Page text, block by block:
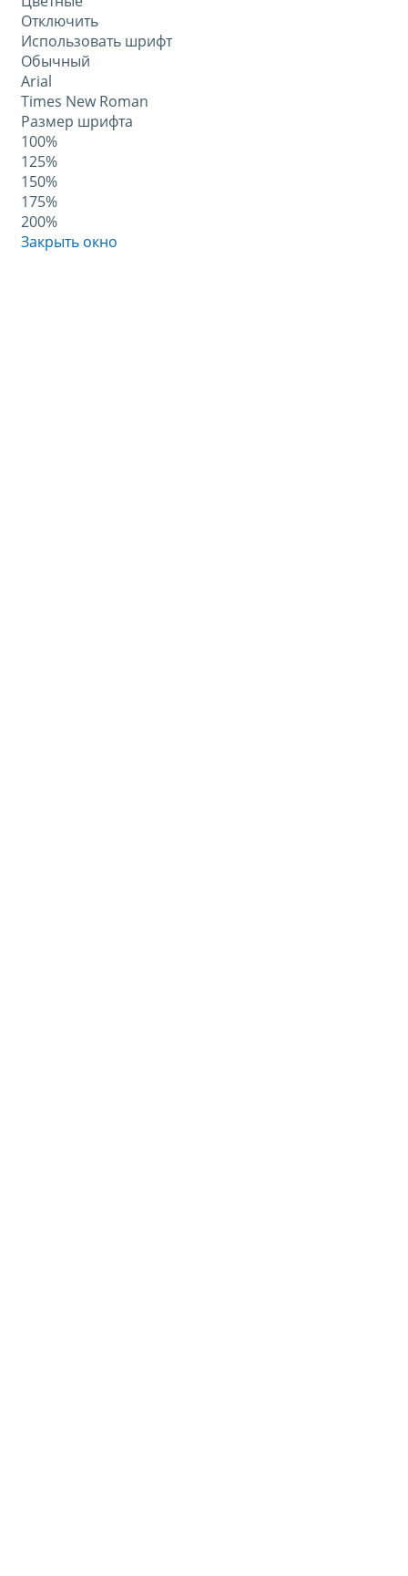
Отключить
Использовать шрифт
Обычный
Arial
Times New Roman
Размер шрифта
100%
125%
150%
175%
200%
Закрыть окно